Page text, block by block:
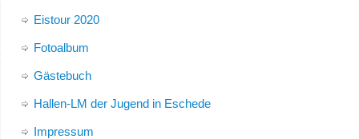
Eistour 2020
Fotoalbum
Gästebuch
Hallen-LM der Jugend in Eschede
Impressum